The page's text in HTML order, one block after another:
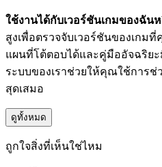
ใช้งานได้กับเวอร์ชันเกมของฉัน
สูงเพื่อตรวจจับเวอร์ชันของเกม
แผนที่โต้ตอบได้และคู่มืออัจฉริย
ระบบของเราช่วยให้คุณใช้การช่
สุดเสมอ
ดูทั้งหมด
ถูกใจสิ่งที่เห็นใช่ไหม